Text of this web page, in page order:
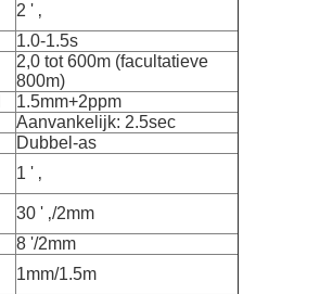
2 ' ‚
1.0-1.5s
2,0 tot 600m (facultatieve
800m)
1.5mm+2ppm
Aanvankelijk: 2.5sec
Dubbel-as
1 ' ‚
30 ' ‚/2mm
8 '/2mm
1mm/1.5m